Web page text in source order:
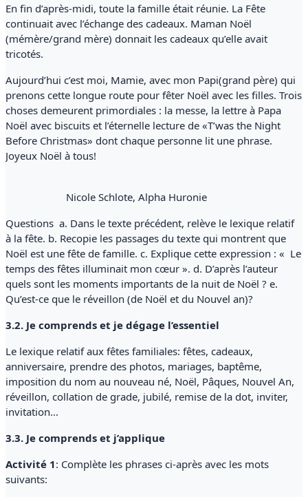
En fin d’après-midi, toute la famille était réunie. La Fête
continuait avec l’échange des cadeaux. Maman Noël
(mémère/grand mère) donnait les cadeaux qu’elle avait
tricotés.
Aujourd’hui c’est moi, Mamie, avec mon Papi(grand père) qui
prenons cette longue route pour fêter Noël avec les filles. Trois
choses demeurent primordiales : la messe, la lettre à Papa
Noël avec biscuits et l’éternelle lecture de «T’was the Night
Before Christmas» dont chaque personne lit une phrase.
Joyeux Noël à tous!
Nicole Schlote, Alpha Huronie
Questions a. Dans le texte précédent, relève le lexique relatif
à la fête. b. Recopie les passages du texte qui montrent que
Noël est une fête de famille. c. Explique cette expression : « Le
temps des fêtes illuminait mon cœur ». d. D’après l’auteur
quels sont les moments importants de la nuit de Noël ? e.
Qu’est-ce que le réveillon (de Noël et du Nouvel an)?
3.2. Je comprends et je dégage l’essentiel
Le lexique relatif aux fêtes familiales: fêtes, cadeaux,
anniversaire, prendre des photos, mariages, baptême,
imposition du nom au nouveau né, Noël, Pâques, Nouvel An,
réveillon, collation de grade, jubilé, remise de la dot, inviter,
invitation…
3.3. Je comprends et j’applique
Activité 1: Complète les phrases ci-après avec les mots
suivants: